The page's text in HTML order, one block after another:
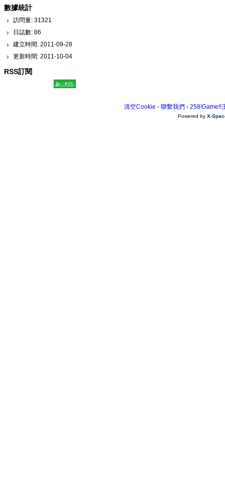
數據統計
訪問量: 31321
日誌數: 86
建立時間: 2011-09-28
更新時間: 2011-10-04
RSS訂閱
清空Cookie - 聯繫我們 - 258!Game!!
Powered by X-